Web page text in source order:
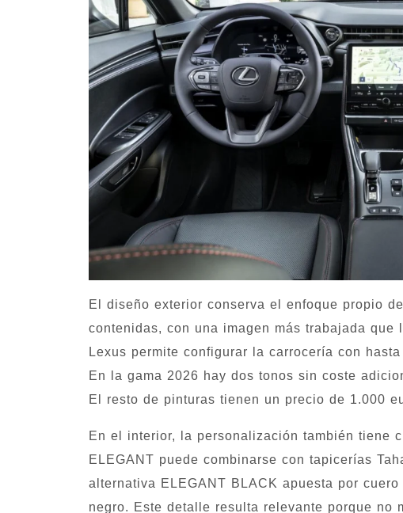
El diseño exterior conserva el enfoque propio
contenidas, con una imagen más trabajada que
Lexus permite configurar la carrocería con
En la gama 2026 hay dos tonos sin coste
El resto de pinturas tienen un precio de 1.000
En el interior, la personalización también tiene
ELEGANT puede combinarse con tapicerías
alternativa ELEGANT BLACK apuesta por
negro. Este detalle resulta relevante porque